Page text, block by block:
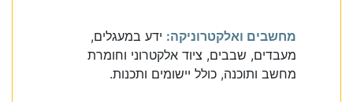
מחשבים ואלקטרוניקה: ידע במעגלים,
מעבדים, שבבים, ציוד אלקטרוני וחומרת
מחשב ותוכנה, כולל יישומים ותכנות.